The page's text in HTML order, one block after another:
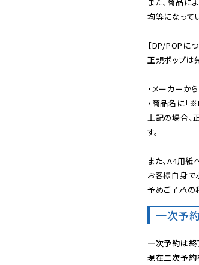
均等になって
【DP/POPにつ
正規ポップは
・メーカーか
・商品名に「
上記の場合、
す。
また、A4用紙
お客様自身で
予めご了承の
一次予
一次予約は終
現在二次予約